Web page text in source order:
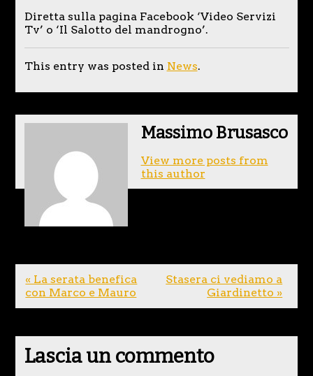
Diretta sulla pagina Facebook ‘Video Servizi
Tv’ o ‘Il Salotto del mandrogno’.
This entry was posted in News.
Massimo Brusasco
View more posts from
this author
« La serata benefica
con Marco e Mauro
Stasera ci vediamo a
Giardinetto »
Lascia un commento